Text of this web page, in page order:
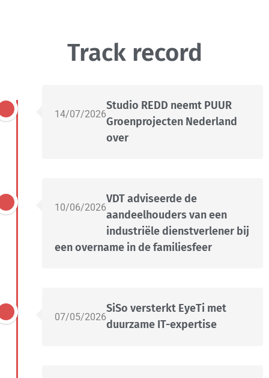
Track record
14/07/2026
Studio REDD neemt PUUR
Groenprojecten Nederland
over
10/06/2026
VDT adviseerde de
aandeelhouders van een
industriële dienstverlener bij
een overname in de familiesfeer
07/05/2026
SiSo versterkt EyeTi met
duurzame IT-expertise